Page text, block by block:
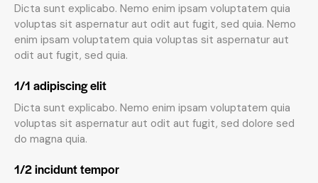
Dicta sunt explicabo. Nemo enim ipsam voluptatem quia
voluptas sit aspernatur aut odit aut fugit, sed quia. Nemo
enim ipsam voluptatem quia voluptas sit aspernatur aut
odit aut fugit, sed quia.
1/1 adipiscing elit
Dicta sunt explicabo. Nemo enim ipsam voluptatem quia
voluptas sit aspernatur aut odit aut fugit, sed dolore sed
do magna quia.
1/2 incidunt tempor